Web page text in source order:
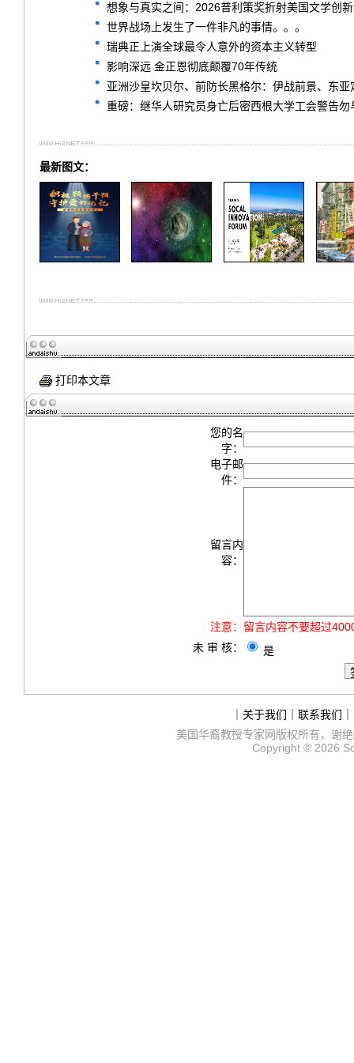
想象与真实之间：2026普利策奖折射美国文学创
世界战场上发生了一件非凡的事情。。。
瑞典正上演全球最令人意外的资本主义转型
影响深远 金正恩彻底颠覆70年传统
亚洲沙皇坎贝尔、前防长黑格尔：伊战前景、东亚
重磅：继华人研究员身亡后密西根大学工会警告勿
最新图文：
打印本文章
您的名
字：
电子邮
件：
留言内
容：
注意： 留言内容不要超过
未 审 核：
是
关于我们 联系我们
美国华裔教授专家网版权所有，谢
Copyright © 2026